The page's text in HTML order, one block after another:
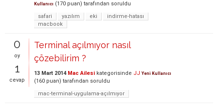
Kullanıcı (170 puan) tarafından soruldu
safari
yazılım eki
indirme-hatası
macbook
0
oy
1
cevap
Terminal açılmıyor nasıl
çözebilirim ?
13 Mart 2014 Mac Ailesi kategorisinde JJ Yeni Kullanıcı
(160 puan) tarafından soruldu
mac-terminal-uygulama-açılmıyor